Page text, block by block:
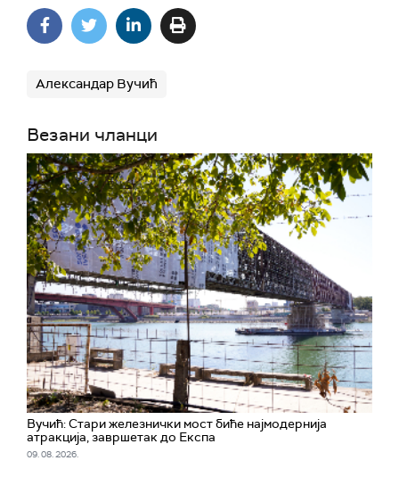
Александар Вучић
Везани чланци
Вучић: Стари железнички мост биће најмодернија
атракција, завршетак до Експа
09. 08. 2026.